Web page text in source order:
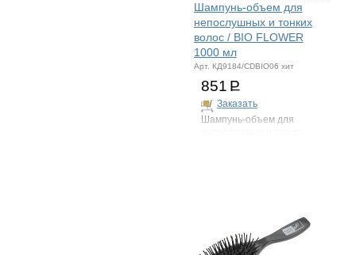
Шампунь-объем для
непослушных и тонких
волос / BIO FLOWER
1000 мл
Арт. КД9184/CDBIO06 хит
851 Р
Заказать
Шампунь-объем для